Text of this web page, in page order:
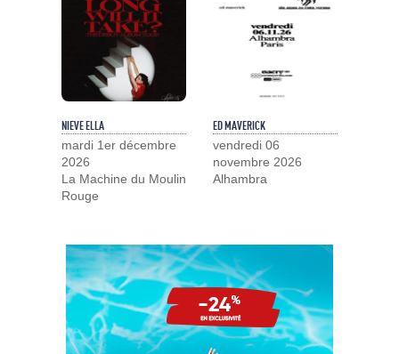
NIEVE ELLA
mardi 1er décembre
2026
La Machine du Moulin
Rouge
ED MAVERICK
vendredi 06
novembre 2026
Alhambra